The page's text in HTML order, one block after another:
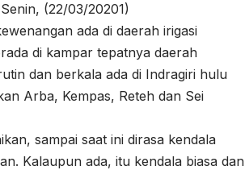
(22/03/20201)
ada di daerah irigasi
di kampar tepatnya daerah
dan berkala ada di Indragiri hulu
Arba, Kempas, Reteh dan Sei
sampai saat ini dirasa kendala
Kalaupun ada, itu kendala biasa dan